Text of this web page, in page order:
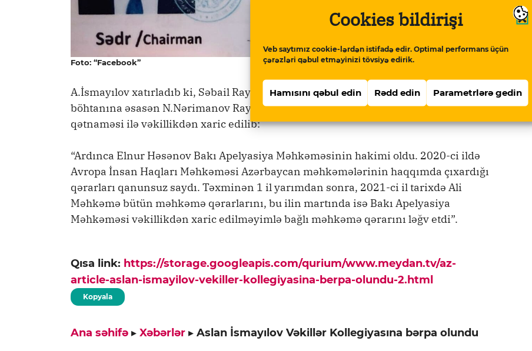
Cookies bildirişi
Veb saytımız cookie-lərdən istifadə edir. Optimal performans üçün
çərəzləri qəbul etməyinizi tövsiyə edirik.
Hamısını qəbul edin Rədd edin Parametrlərə gedin
Foto: “Facebook”
A.İsmayılov xatırladıb ki, Səbail Rayon Məhkəməsinin hakimi Elnur Həsənovun
böhtanına əsasən N.Nərimanov Rayon Məhkəməsinin 10 sentyabr 2013-cü il tarixli
qətnaməsi ilə vəkillikdən xaric edilib:
“Ardınca Elnur Həsənov Bakı Apelyasiya Məhkəməsinin hakimi oldu. 2020-ci ildə
Avropa İnsan Haqları Məhkəməsi Azərbaycan məhkəmələrinin haqqımda çıxardığı
qərarları qanunsuz saydı. Təxminən 1 il yarımdan sonra, 2021-ci il tarixdə Ali
Məhkəmə bütün məhkəmə qərarlarını, bu ilin martında isə Bakı Apelyasiya
Məhkəməsi vəkillikdən xaric edilməyimlə bağlı məhkəmə qərarını ləğv etdi”.
Qısa link: https://storage.googleapis.com/qurium/www.meydan.tv/az-
article-aslan-ismayilov-vekiller-kollegiyasina-berpa-olundu-2.html
Kopyala
Ana səhifə ▸ Xəbərlər ▸ Aslan İsmayılov Vəkillər Kollegiyasına bərpa olundu